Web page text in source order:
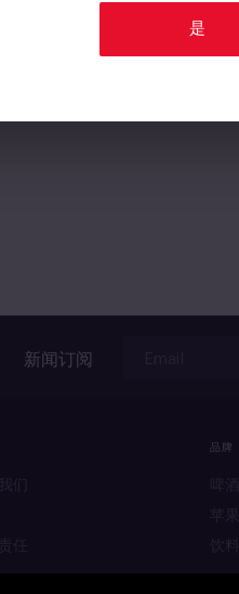
新闻订阅
品牌
是